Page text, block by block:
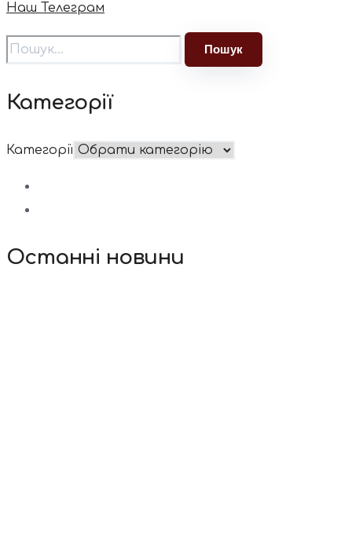
Наш Телеграм
Категорії
Категорії
Останні новини